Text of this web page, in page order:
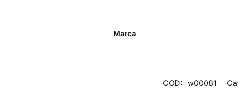
Marca
COD: w00081